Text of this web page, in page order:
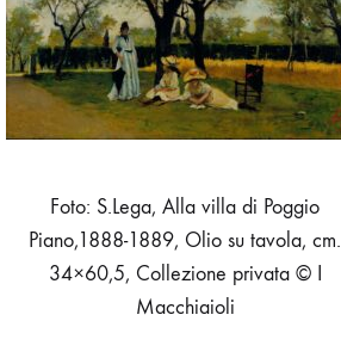
CHE
RISORGE
Foto: S.Lega, Alla villa di Poggio
Piano,1888-1889, Olio su tavola, cm.
34×60,5, Collezione privata © I
Macchiaioli